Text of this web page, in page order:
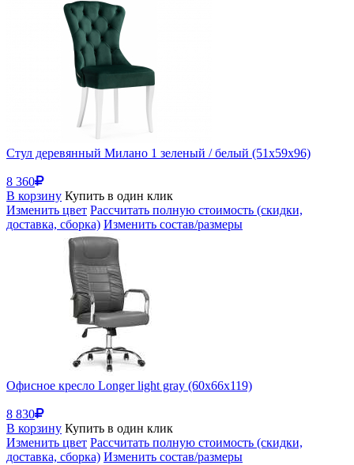
Стул деревянный Милано 1 зеленый / белый (51x59x96)
8 360
В корзину Купить в один клик
Изменить цвет Рассчитать полную стоимость (скидки,
доставка, сборка) Изменить состав/размеры
Офисное кресло Longer light gray (60x66x119)
8 830
В корзину Купить в один клик
Изменить цвет Рассчитать полную стоимость (скидки,
доставка, сборка) Изменить состав/размеры